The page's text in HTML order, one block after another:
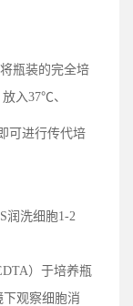
瓶装的完全培
入37℃、
可进行传代培
润洗细胞1-2
）于培养瓶
观察细胞消